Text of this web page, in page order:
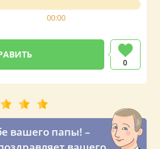
00:00
0
вашего папы! –